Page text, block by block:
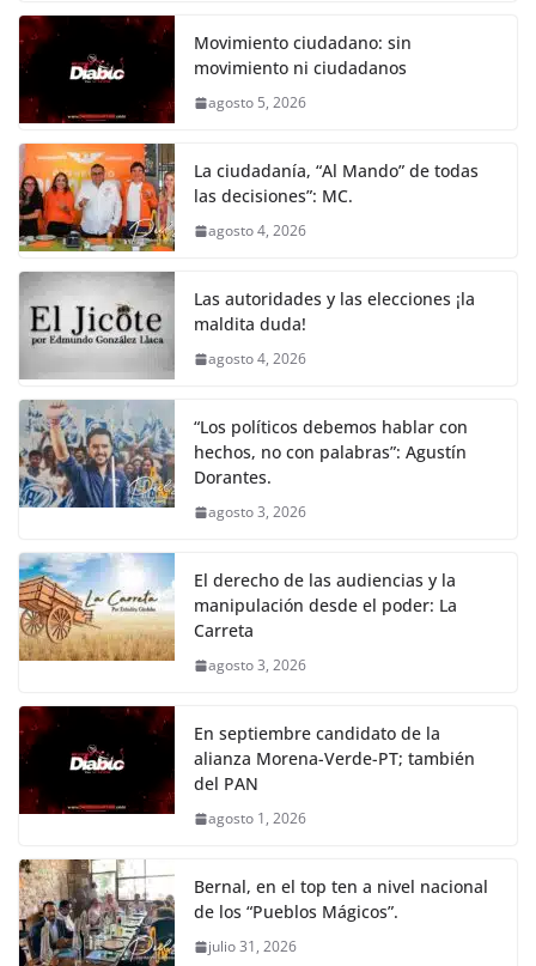
Movimiento ciudadano: sin
movimiento ni ciudadanos
agosto 5, 2026
La ciudadanía, “Al Mando” de todas
las decisiones”: MC.
agosto 4, 2026
Las autoridades y las elecciones ¡la
maldita duda!
agosto 4, 2026
“Los políticos debemos hablar con
hechos, no con palabras”: Agustín
Dorantes.
agosto 3, 2026
El derecho de las audiencias y la
manipulación desde el poder: La
Carreta
agosto 3, 2026
En septiembre candidato de la
alianza Morena-Verde-PT; también
del PAN
agosto 1, 2026
Bernal, en el top ten a nivel nacional
de los “Pueblos Mágicos”.
julio 31, 2026